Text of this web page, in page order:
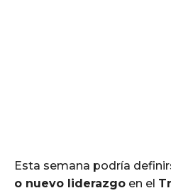
Esta semana podría
o nuevo liderazgo en el